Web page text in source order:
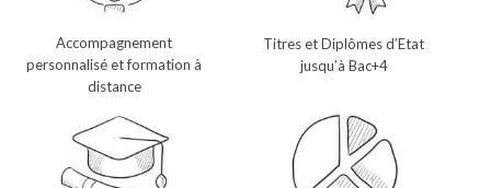
Accompagnement
personnalisé et formation à
distance
Titres et Diplômes d’Etat
jusqu’à Bac+4